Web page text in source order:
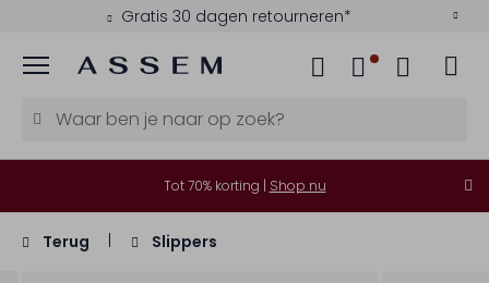
Gratis 30 dagen retourneren*
Menu
Tot 70% korting | Shop nu
Terug Slippers